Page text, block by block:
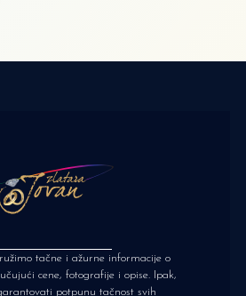
tačne i ažurne informacije o
cene, fotografije i opise. Ipak,
potpunu tačnost svih